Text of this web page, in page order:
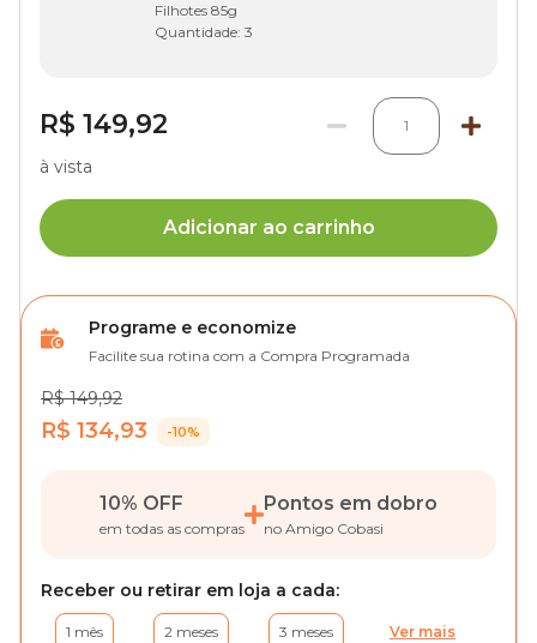
Filhotes 85g
Quantidade: 3
R$ 149,92 1
à vista
Adicionar ao carrinho
Programe e economize
Facilite sua rotina com a Compra Programada
R$ 149,92
R$ 134,93 -10%
10% OFF
em todas as compras
Pontos em dobro
no Amigo Cobasi
Receber ou retirar em loja a cada:
1 mês 2 meses 3 meses Ver mais